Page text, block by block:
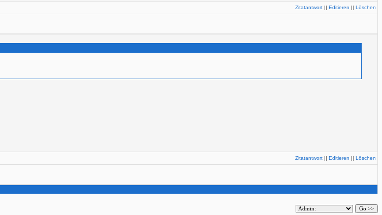
Zitatantwort || Editieren || Löschen
Zitatantwort || Editieren || Löschen